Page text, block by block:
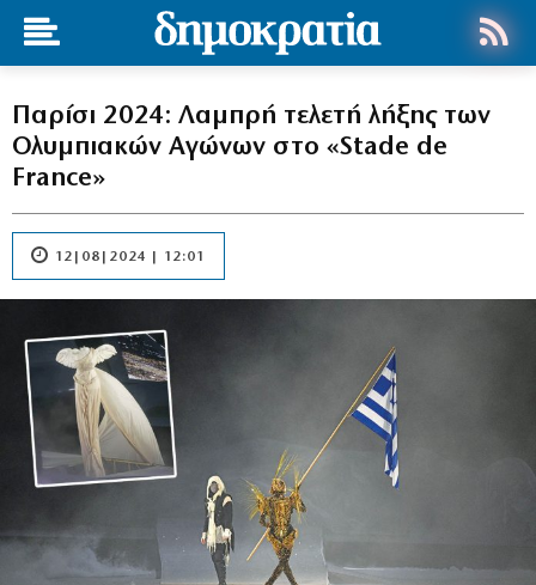
Παρίσι 2024: Λαμπρή τελετή λήξης των
Ολυμπιακών Αγώνων στο «Stade de
France»
12|08|2024 | 12:01